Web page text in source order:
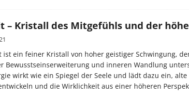
– Kristall des Mitgefühls und der
ist ein feiner Kristall von hoher geistiger Schwingung,
Bewusstseinserweiterung und inneren Wandlung
wirkt wie ein Spiegel der Seele und lädt dazu ein,
und die Wirklichkeit aus einer höheren